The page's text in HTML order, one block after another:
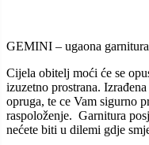
GEMINI – ugaona garnitura
Cijela obitelj moći će se
izuzetno prostrana.
opruga, te ce Vam sigurno
raspoloženje. Garnitura
nećete biti u dilemi gdje